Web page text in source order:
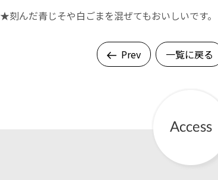
★刻んだ青じそや白ごまを混ぜてもおいしいです。
Prev 一覧に戻る